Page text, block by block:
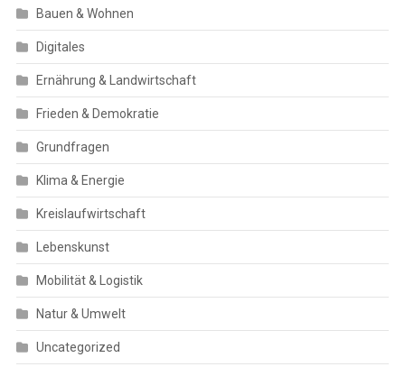
Bauen & Wohnen
Digitales
Ernährung & Landwirtschaft
Frieden & Demokratie
Grundfragen
Klima & Energie
Kreislaufwirtschaft
Lebenskunst
Mobilität & Logistik
Natur & Umwelt
Uncategorized